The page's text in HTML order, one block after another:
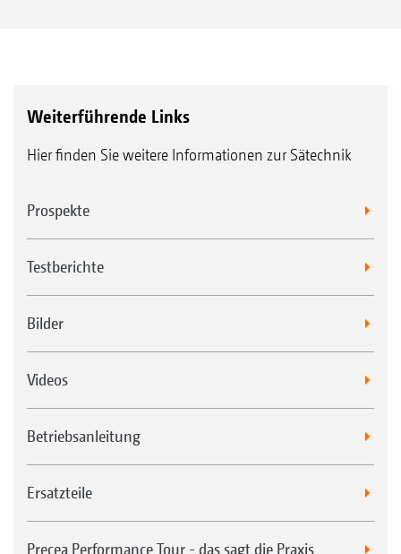
Weiterführende Links
Hier finden Sie weitere Informationen zur Sätechnik
Prospekte
Testberichte
Bilder
Videos
Betriebsanleitung
Ersatzteile
Precea Performance Tour - das sagt die Praxis